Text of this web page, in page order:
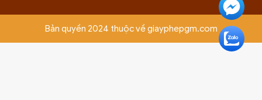
Bản quyền 2024 thuộc về giayphepgm.com